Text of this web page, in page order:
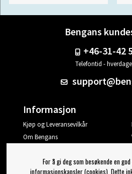
Bengans
+46-31-42
Telefontid -
Informasjon
Kjøp og Leveransevilkår
Om Bengans
For å gi deg som besøkende en
informasjonskapsler (cookies). Dette